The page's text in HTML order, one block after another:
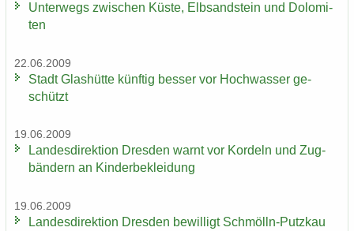
Un­ter­wegs zwi­schen Küste, Elb­sand­stein und Do­lo­mi­
ten
22.06.2009
Stadt Glas­hüt­te künf­tig bes­ser vor Hoch­was­ser ge­
schützt
19.06.2009
Lan­des­di­rek­ti­on Dres­den warnt vor Kor­deln und Zug­
bän­dern an Kin­der­be­klei­dung
19.06.2009
Lan­des­di­rek­ti­on Dres­den be­wil­ligt Schmölln-​Putzkau